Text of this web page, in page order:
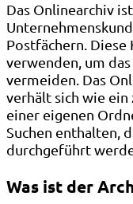
Das Onlinearchiv
Postfächern. Diese
verwenden, um
vermeiden. Das
verhält sich wie
einer eigenen
Suchen enthalten,
durchgeführt
Was ist der